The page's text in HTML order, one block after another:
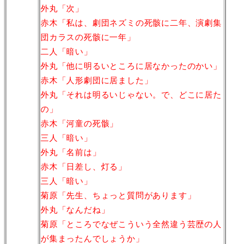
外丸「次」
赤木「私は、劇団ネズミの死骸に二年、演劇集
団カラスの死骸に一年」
二人「暗い」
外丸「他に明るいところに居なかったのかい」
赤木「人形劇団に居ました」
外丸「それは明るいじゃない。で、どこに居た
の」
赤木「河童の死骸」
三人「暗い」
外丸「名前は」
赤木「日差し、灯る」
三人「暗い」
菊原「先生、ちょっと質問があります」
外丸「なんだね」
菊原「ところでなぜこういう全然違う芸歴の人
が集まったんでしょうか」